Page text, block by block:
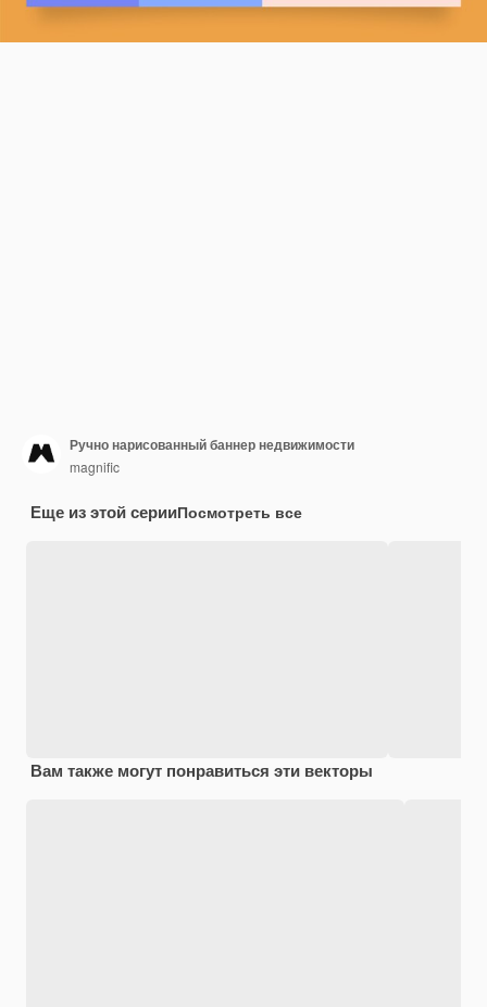
Ручно нарисованный баннер недвижимости
magnific
Еще из этой серииПосмотреть все
Вам также могут понравиться эти векторы